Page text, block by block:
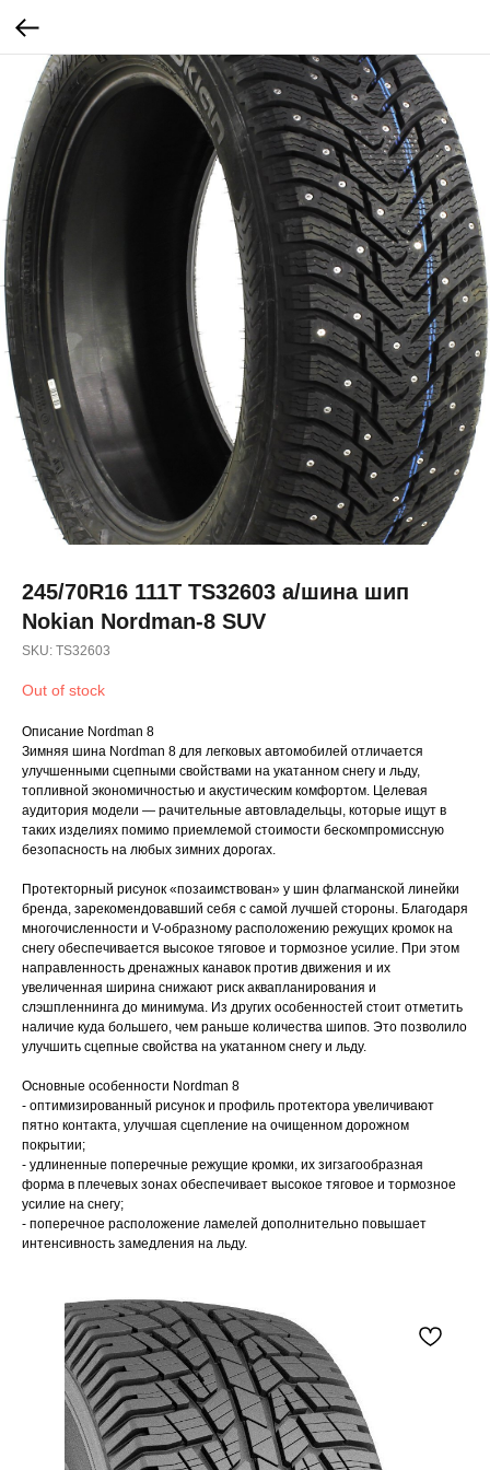
245/70R16 111T TS32603 а/шина шип
Nokian Nordman-8 SUV
SKU: TS32603
Out of stock
Описание Nordman 8
Зимняя шина Nordman 8 для легковых автомобилей отличается
улучшенными сцепными свойствами на укатанном снегу и льду,
топливной экономичностью и акустическим комфортом. Целевая
аудитория модели — рачительные автовладельцы, которые ищут в
таких изделиях помимо приемлемой стоимости бескомпромиссную
безопасность на любых зимних дорогах.
Протекторный рисунок «позаимствован» у шин флагманской линейки
бренда, зарекомендовавший себя с самой лучшей стороны. Благодаря
многочисленности и V-образному расположению режущих кромок на
снегу обеспечивается высокое тяговое и тормозное усилие. При этом
направленность дренажных канавок против движения и их
увеличенная ширина снижают риск аквапланирования и
слэшпленнинга до минимума. Из других особенностей стоит отметить
наличие куда большего, чем раньше количества шипов. Это позволило
улучшить сцепные свойства на укатанном снегу и льду.
Основные особенности Nordman 8
- оптимизированный рисунок и профиль протектора увеличивают
пятно контакта, улучшая сцепление на очищенном дорожном
покрытии;
- удлиненные поперечные режущие кромки, их зигзагообразная
форма в плечевых зонах обеспечивает высокое тяговое и тормозное
усилие на снегу;
- поперечное расположение ламелей дополнительно повышает
интенсивность замедления на льду.